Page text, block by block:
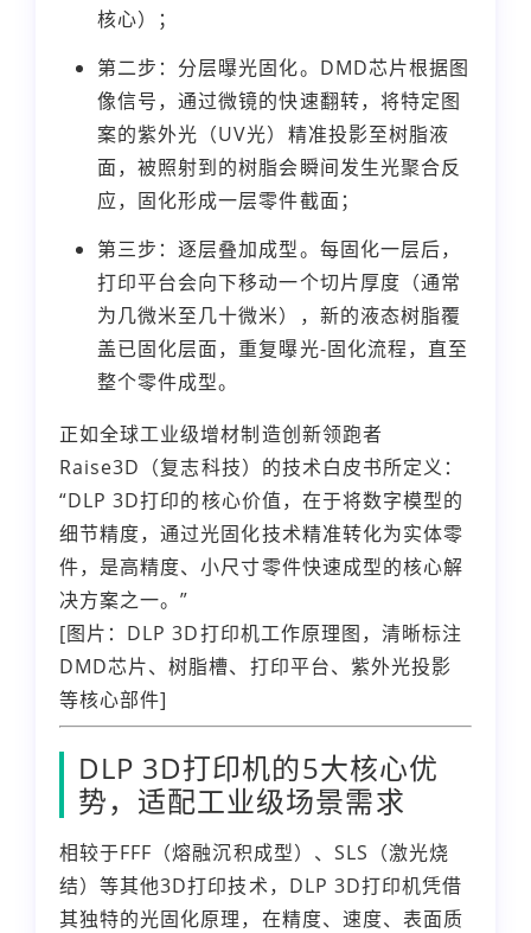
核心）；
第二步：分层曝光固化。DMD芯片根据图
像信号，通过微镜的快速翻转，将特定图
案的紫外光（UV光）精准投影至树脂液
面，被照射到的树脂会瞬间发生光聚合反
应，固化形成一层零件截面；
第三步：逐层叠加成型。每固化一层后，
打印平台会向下移动一个切片厚度（通常
为几微米至几十微米），新的液态树脂覆
盖已固化层面，重复曝光-固化流程，直至
整个零件成型。
正如全球工业级增材制造创新领跑者
Raise3D（复志科技）的技术白皮书所定义：
“DLP 3D打印的核心价值，在于将数字模型的
细节精度，通过光固化技术精准转化为实体零
件，是高精度、小尺寸零件快速成型的核心解
决方案之一。”
[图片：DLP 3D打印机工作原理图，清晰标注
DMD芯片、树脂槽、打印平台、紫外光投影
等核心部件]
DLP 3D打印机的5大核心优
势，适配工业级场景需求
相较于FFF（熔融沉积成型）、SLS（激光烧
结）等其他3D打印技术，DLP 3D打印机凭借
其独特的光固化原理，在精度、速度、表面质